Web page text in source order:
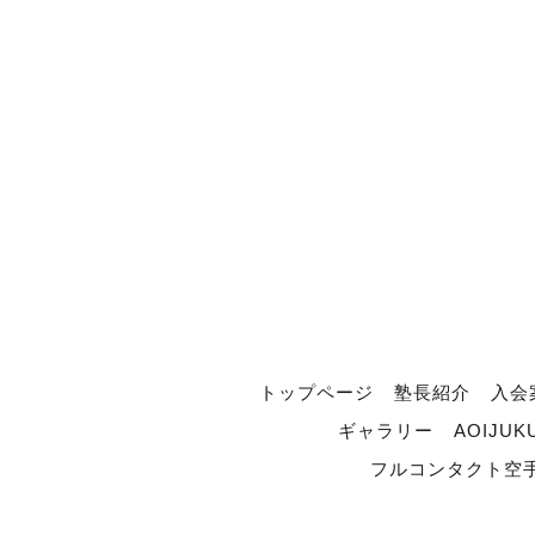
トップページ 塾長紹介
入
ギャラリー
フルコンタクト空